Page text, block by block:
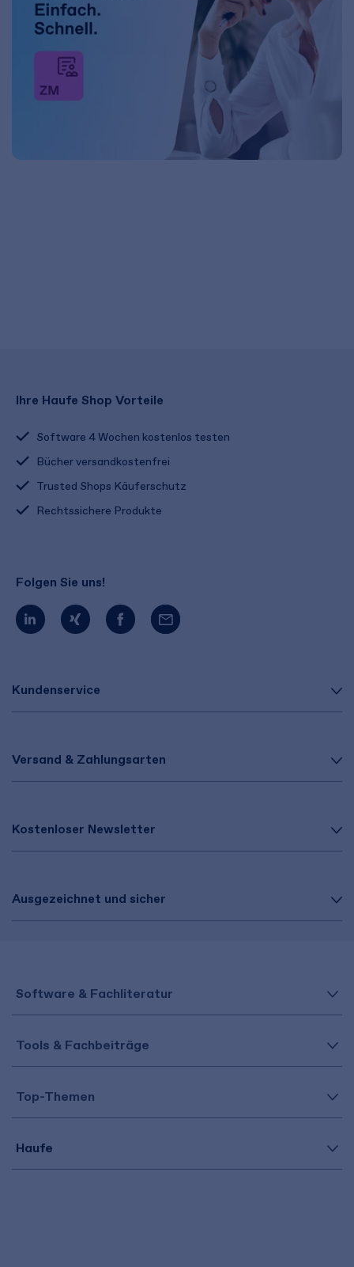
Kundenservice
Versand & Zahlungsarten
Kostenloser Newsletter
Ausgezeichnet und sicher
Ihre Haufe Shop Vorteile
Software 4 Wochen kostenlos testen
Bücher versandkostenfrei
Trusted Shops Käuferschutz
Rechtssichere Produkte
Folgen Sie uns!
Software & Fachliteratur
Tools & Fachbeiträge
Top-Themen
Haufe